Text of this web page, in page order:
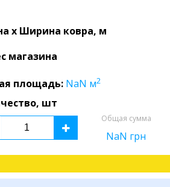
x Ширина ковра, м
магазина
площадь: NaN м2
шт
Общая сумма
NaN грн